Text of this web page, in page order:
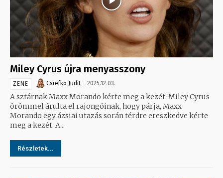
Miley Cyrus újra menyasszony
ZENE Csrefko Judit 2025.12.03.
A sztárnak Maxx Morando kérte meg a kezét. Miley Cyrus
örömmel árulta el rajongóinak, hogy párja, Maxx
Morando egy ázsiai utazás során térdre ereszkedve kérte
meg a kezét. A...
Részletek...